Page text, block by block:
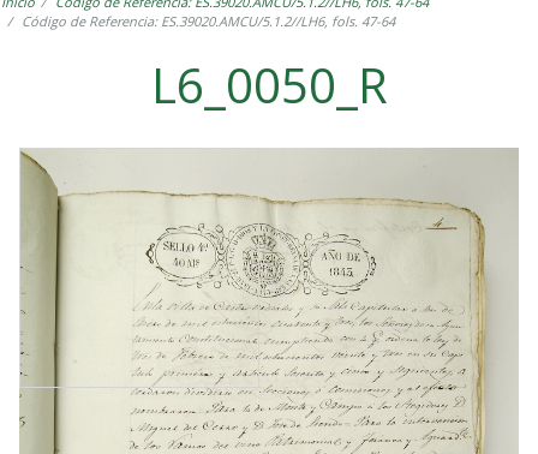
Código de Referencia: ES.39020.AMCU/5.1.2//LH6, fols. 47-64
L6_0050_R